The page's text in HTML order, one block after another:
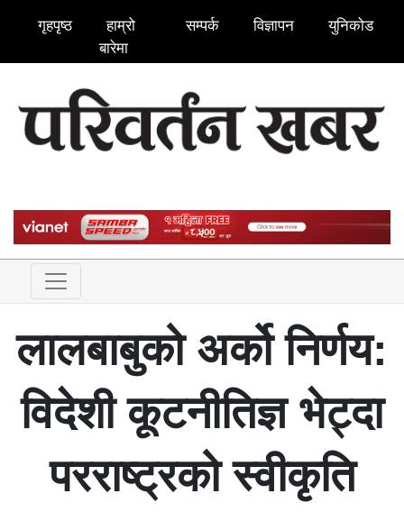
गृहपृष्ठ
हाम्रो
बारेमा
सम्पर्क विज्ञापन युनिकोड
लालबाबुको अर्को निर्णय:
विदेशी कूटनीतिज्ञ भेट्दा
परराष्ट्रको स्वीकृति